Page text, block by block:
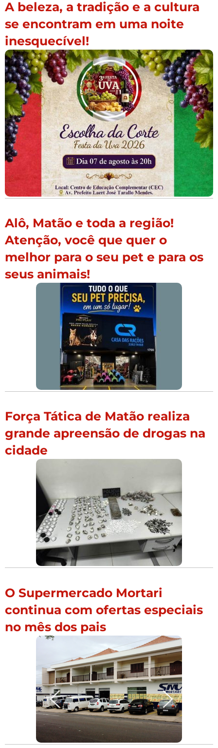
A beleza, a tradição e a cultura
se encontram em uma noite
inesquecível!
Alô, Matão e toda a região!
Atenção, você que quer o
melhor para o seu pet e para os
seus animais!
Força Tática de Matão realiza
grande apreensão de drogas na
cidade
O Supermercado Mortari
continua com ofertas especiais
no mês dos pais